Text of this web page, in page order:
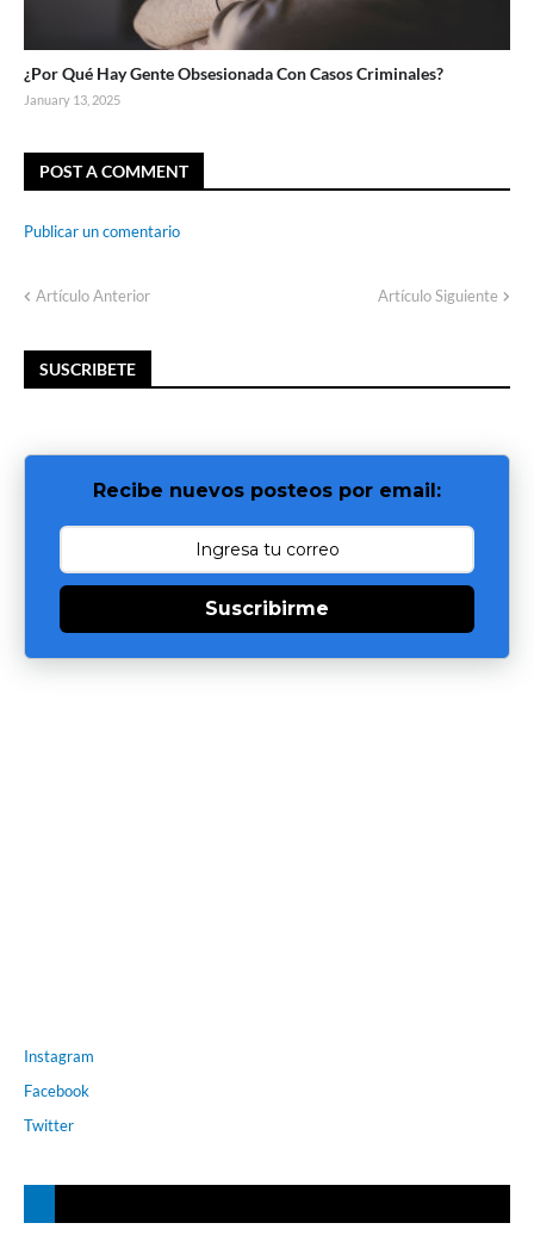
¿Por Qué Hay Gente Obsesionada Con Casos Criminales?
January 13, 2025
POST A COMMENT
Publicar un comentario
Artículo Anterior Artículo Siguiente
SUSCRIBETE
Recibe nuevos posteos por email:
Suscribirme
Instagram
Facebook
Twitter